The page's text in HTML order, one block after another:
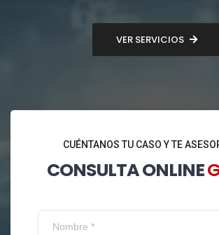
VER SERVICIOS
CUÉNTANOS TU CASO Y TE
CONSULTA ONLINE